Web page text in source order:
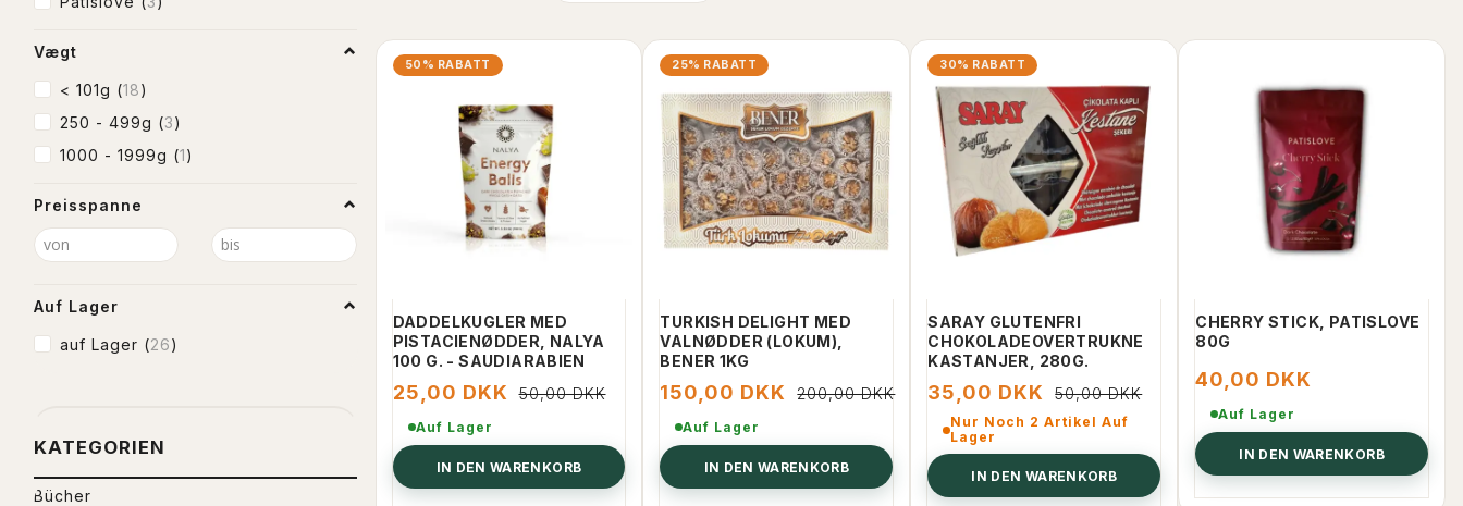
Vægt
< 101g (18)
250 - 499g (3)
1000 - 1999g (1)
Preisspanne
Auf Lager
auf Lager (26)
KATEGORIEN
Bücher
50% RABATT
DADDELKUGLER MED
PISTACIENØDDER, NALYA
100 G. - SAUDIARABIEN
25,00 DKK 50,00 DKK
Auf Lager
IN DEN WARENKORB
25% RABATT
TURKISH DELIGHT MED
VALNØDDER (LOKUM),
BENER 1KG
150,00 DKK 200,00 DKK
Auf Lager
IN DEN WARENKORB
30% RABATT
SARAY GLUTENFRI
CHOKOLADEOVERTRUKNE
KASTANJER, 280G.
35,00 DKK 50,00 DKK
Nur Noch 2 Artikel Auf
Lager
IN DEN WARENKORB
CHERRY STICK, PATISLOVE
80G
40,00 DKK
Auf Lager
IN DEN WARENKORB